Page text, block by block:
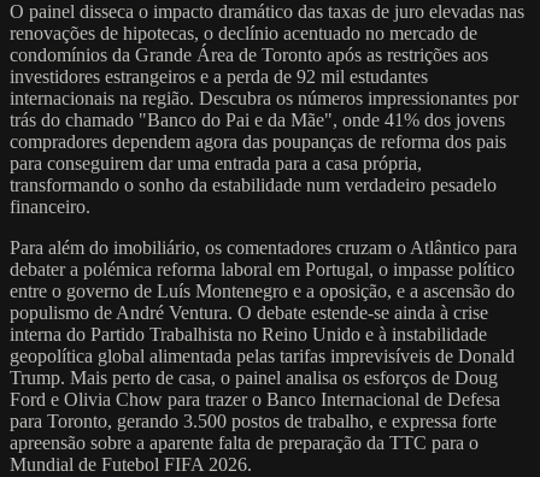
O painel disseca o impacto dramático das taxas de juro elevadas nas
renovações de hipotecas, o declínio acentuado no mercado de
condomínios da Grande Área de Toronto após as restrições aos
investidores estrangeiros e a perda de 92 mil estudantes
internacionais na região. Descubra os números impressionantes por
trás do chamado "Banco do Pai e da Mãe", onde 41% dos jovens
compradores dependem agora das poupanças de reforma dos pais
para conseguirem dar uma entrada para a casa própria,
transformando o sonho da estabilidade num verdadeiro pesadelo
financeiro.
Para além do imobiliário, os comentadores cruzam o Atlântico para
debater a polémica reforma laboral em Portugal, o impasse político
entre o governo de Luís Montenegro e a oposição, e a ascensão do
populismo de André Ventura. O debate estende-se ainda à crise
interna do Partido Trabalhista no Reino Unido e à instabilidade
geopolítica global alimentada pelas tarifas imprevisíveis de Donald
Trump. Mais perto de casa, o painel analisa os esforços de Doug
Ford e Olivia Chow para trazer o Banco Internacional de Defesa
para Toronto, gerando 3.500 postos de trabalho, e expressa forte
apreensão sobre a aparente falta de preparação da TTC para o
Mundial de Futebol FIFA 2026.